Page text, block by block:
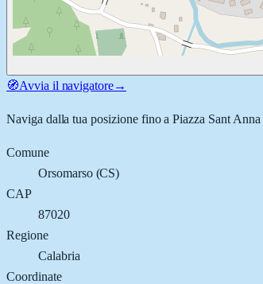
🧭Avvia il navigatore→
Naviga dalla tua posizione fino aPiazza Sant Anna
Comune
Orsomarso(CS)
CAP
87020
Regione
Calabria
Coordinate